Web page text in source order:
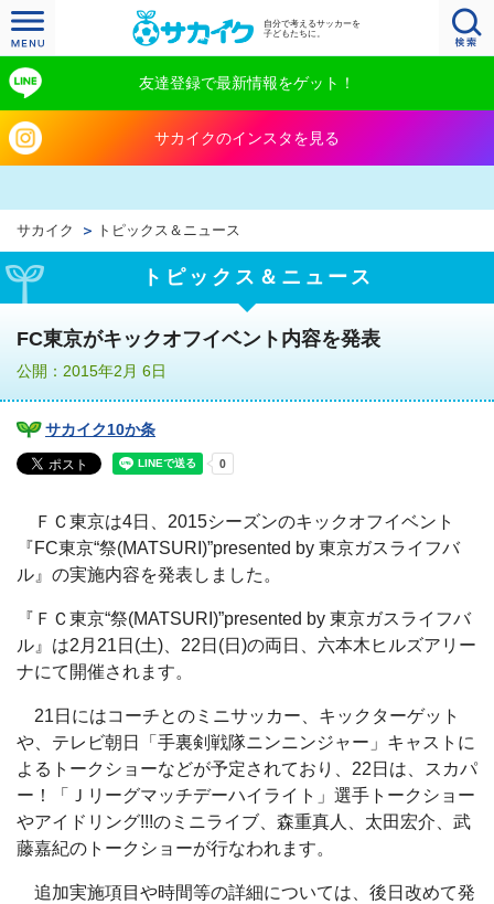
自分で考えるサッカーを
子どもたちに。
友達登録で最新情報をゲット！
サカイクのインスタを見る
サカイク トピックス＆ニュース
トピックス＆ニュース
FC東京がキックオフイベント内容を発表
公開：2015年2月 6日
サカイク10か条
ＦＣ東京は4日、2015シーズンのキックオフイベント
『FC東京“祭(MATSURI)”presented by 東京ガスライフバ
ル』の実施内容を発表しました。
『ＦＣ東京“祭(MATSURI)”presented by 東京ガスライフバ
ル』は2月21日(土)、22日(日)の両日、六本木ヒルズアリー
ナにて開催されます。
21日にはコーチとのミニサッカー、キックターゲット
や、テレビ朝日「手裏剣戦隊ニンニンジャー」キャストに
よるトークショーなどが予定されており、22日は、スカパ
ー！「Ｊリーグマッチデーハイライト」選手トークショー
やアイドリング!!!のミニライブ、森重真人、太田宏介、武
藤嘉紀のトークショーが行なわれます。
追加実施項目や時間等の詳細については、後日改めて発